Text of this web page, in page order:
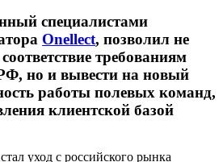
специалистами
Onellect, позволил не
требованиям
но и вывести на новый
работы полевых команд,
клиентской базой
уход с российского рынка